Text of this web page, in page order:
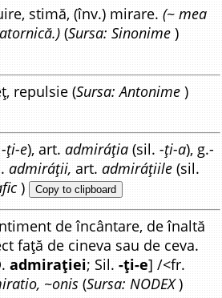
stimă, (înv.) mirare.(~ mea
(Sursa: Sinonime )
repulsie (Sursa: Antonime )
-ți-e), art.admiráția (sil.-ți-a), g.-
admiráții, art.admiráțiile (sil.
) Copy to clipboard
de încântare, de înaltă
față de cineva sau de ceva.
admirației; Sil.-ți-e] /<fr.
~onis (Sursa: NODEX)